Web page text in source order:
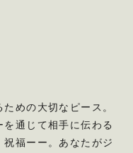
めの大切なピース。
通じて相手に伝わる
福ーー。あなたがジ